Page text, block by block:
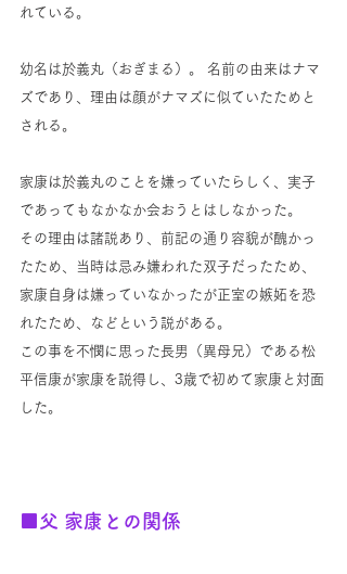
れている。
幼名は於義丸（おぎまる）。 名前の由来はナマ
ズであり、理由は顔がナマズに似ていたためと
される。
家康は於義丸のことを嫌っていたらしく、実子
であってもなかなか会おうとはしなかった。
その理由は諸説あり、前記の通り容貌が醜かっ
たため、当時は忌み嫌われた双子だったため、
家康自身は嫌っていなかったが正室の嫉妬を恐
れたため、などという説がある。
この事を不憫に思った長男（異母兄）である松
平信康が家康を説得し、3歳で初めて家康と対面
した。
■父 家康との関係